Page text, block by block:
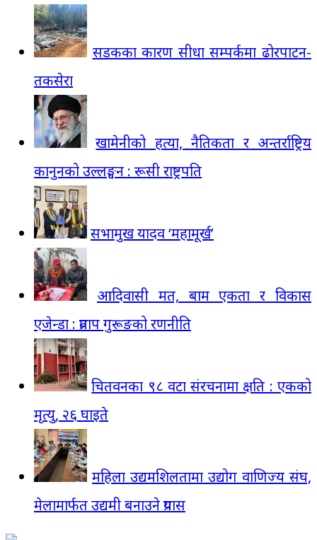
सडकका कारण सीधा सम्पर्कमा ढोरपाटन-
तकसेरा
खामेनीको हत्या, नैतिकता र अन्तर्राष्ट्रिय
कानुनको उल्लङ्घन : रूसी राष्ट्रपति
सभामुख यादव ‘महामूर्ख’
आदिवासी मत, बाम एकता र विकास
एजेन्डा : प्रताप गुरूङको रणनीति
चितवनका ९८ वटा संरचनामा क्षति : एकको
मृत्यु, २६ घाइते
महिला उद्यमशिलतामा उद्योग वाणिज्य संघ,
मेलामार्फत उद्यमी बनाउने प्रयास